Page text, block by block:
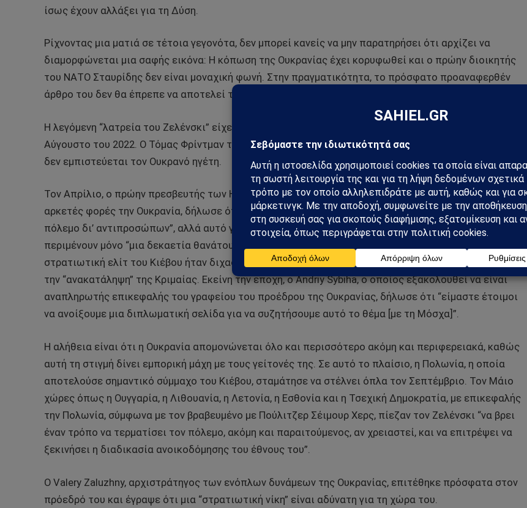
ίσως έχουν αλλάξει για τη Δύση.
Ρίχνοντας μια ματιά σε τέτοια γεγονότα, δεν μπορεί κανείς να μην παρατηρήσει ότι αρχίζει να
διαμορφώνεται μια σαφής εικόνα: Η κόπωση της Ουκρανίας έχει κορυφωθεί και ο πρώην διοικητής
του ΝΑΤΟ Σταυρίδης δεν είναι μοναχική φωνή. Στην πραγματικότητα, το πρόσφατο προαναφερθέν
άρθρο του δεν θα έπρεπε να αποτελεί τόσο μεγάλη έκπληξη.
Η λεγόμενη “λατρεία του Ζελένσκι” είχε την εποχή της. Πεθαίνει όμως σιγά σιγά τουλάχιστον από τον
Αύγουστο του 2022. Ο Τόμας Φρίντμαν των New York Times έγραψε τον Αύγουστο ότι ο Λευκός Οίκος
δεν εμπιστεύεται τον Ουκρανό ηγέτη.
Τον Απρίλιο, ο πρώην πρεσβευτής των ΗΠΑ στη Φινλανδία, Earle Mack, ο οποίος έχει επισκεφθεί
αρκετές φορές την Ουκρανία, δήλωσε ότι η Δύση “στήριζε την Ουκρανία για να πολεμήσει έναν
πόλεμο δι’ αντιπροσώπων”, αλλά αυτό γύρισε μπούμερανγκ και οι Ουκρανοί θα μπορούσαν να
περιμένουν μόνο “μια δεκαετία θανάτου και χάους”. Τον ίδιο μήνα έγραψα για το πώς η πολιτική και
στρατιωτική ελίτ του Κιέβου ήταν διχασμένη, με ένα μέρος της να επανεξετάζει τα σχέδιά της για
την “ανακατάληψη” της Κριμαίας. Εκείνη την εποχή, ο Andriy Sybiha, ο οποίος εξακολουθεί να είναι
αναπληρωτής επικεφαλής του γραφείου του προέδρου της Ουκρανίας, δήλωσε ότι “είμαστε έτοιμοι
να ανοίξουμε μια διπλωματική σελίδα για να συζητήσουμε αυτό το θέμα [με τη Μόσχα]”.
Η αλήθεια είναι ότι η Ουκρανία απομονώνεται όλο και περισσότερο ακόμη και περιφερειακά, καθώς
αυτή τη στιγμή δίνει εμπορική μάχη με τους γείτονές της. Σε αυτό το πλαίσιο, η Πολωνία, η οποία
αποτελούσε σημαντικό σύμμαχο του Κιέβου, σταμάτησε να στέλνει όπλα τον Σεπτέμβριο. Τον Μάιο
χώρες όπως η Ουγγαρία, η Λιθουανία, η Λετονία, η Εσθονία και η Τσεχική Δημοκρατία, με επικεφαλής
την Πολωνία, σύμφωνα με τον βραβευμένο με Πούλιτζερ Σέιμουρ Χερς, πίεζαν τον Ζελένσκι “να βρει
έναν τρόπο να τερματίσει τον πόλεμο, ακόμη και παραιτούμενος, αν χρειαστεί, και να επιτρέψει να
ξεκινήσει η διαδικασία ανοικοδόμησης του έθνους του”.
Ο Valery Zaluzhny, αρχιστράτηγος των ενόπλων δυνάμεων της Ουκρανίας, επιτέθηκε πρόσφατα στον
πρόεδρό του και έγραψε ότι μια “στρατιωτική νίκη” είναι αδύνατη για τη χώρα του.